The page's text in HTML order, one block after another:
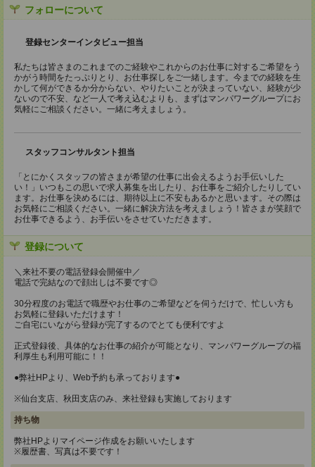
フォローについて
登録センターインタビュー担当
私たちは皆さまのこれまでのご経験やこれからのお仕事に対するご希望をう
かがう時間をたっぷりとり、お仕事探しをご一緒します。今までの経験を生
かして何ができるか分からない、やりたいことが決まっていない、経験が少
ないので不安、など一人で考え込むよりも、まずはマンパワーグループにお
気軽にご相談ください。一緒に考えましょう。
スタッフコンサルタント担当
「とにかくスタッフの皆さまが希望の仕事に出会えるようお手伝いした
い！」いつもこの思いで求人募集を出したり、お仕事をご紹介したりしてい
ます。お仕事を決めるには、期待以上に不安もあるかと思います。その際は
お気軽にご相談ください。一緒に解決方法を考えましょう！皆さまが笑顔で
お仕事できるよう、お手伝いをさせていただきます。
登録について
＼来社不要の電話登録会開催中／
電話で完結なので顔出しは不要です◎
30分程度のお電話で職歴やお仕事のご希望などを伺うだけで、忙しい方も
お気軽に登録いただけます！
ご自宅にいながら登録が完了するのでとても便利ですよ
正式登録後、具体的なお仕事の紹介が可能となり、マンパワーグループの福
利厚生も利用可能に！！
●弊社HPより、Web予約も承っております●
※仙台支店、秋田支店のみ、来社登録も実施しております
持ち物
弊社HPよりマイページ作成をお願いいたします
※履歴書、写真は不要です！